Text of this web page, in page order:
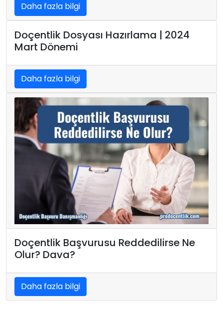
Daha fazla bilgi
Doçentlik Dosyası Hazırlama | 2024
Mart Dönemi
Daha fazla bilgi
Doçentlik Başvurusu Reddedilirse Ne
Olur? Dava?
Daha fazla bilgi